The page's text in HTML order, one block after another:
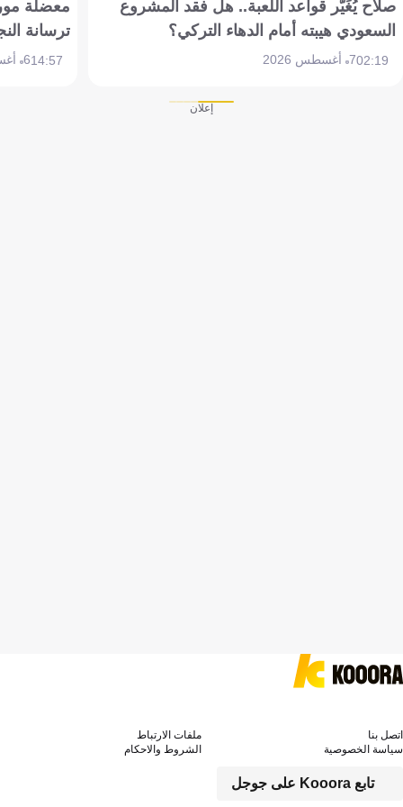
صلاح يُغَيّر قواعد اللعبة.. هل فقد المشروع
السعودي هيبته أمام الدهاء التركي؟
02:197 أغسطس 2026
معضلة
ترسانة
14:576 أغسطس 2026
إعلان
تابع Kooora على جوجل
اتصل بنا
ملفات الارتباط
سياسة الخصوصية
الشروط والاحكام